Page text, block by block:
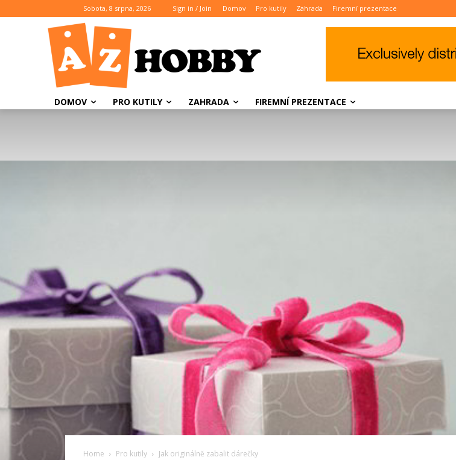
Sobota, 8 srpna, 2026 Sign in / Join Domov Pro kutily Zahrada Firemní prezentace
DOMOV PRO KUTILY ZAHRADA FIREMNÍ PREZENTACE
Home Pro kutily Jak originálně zabalit dárečky